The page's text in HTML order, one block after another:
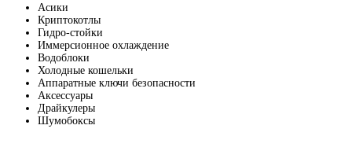
Асики
Криптокотлы
Гидро-стойки
Иммерсионное охлаждение
Водоблоки
Холодные кошельки
Аппаратные ключи безопасности
Аксессуары
Драйкулеры
Шумобоксы